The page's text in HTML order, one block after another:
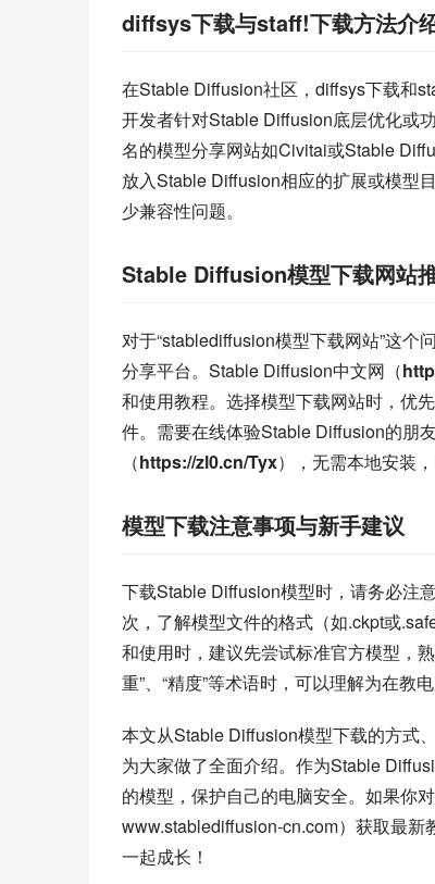
diffsys下载与staff!下载方法介
在Stable Diffusion社区，diffsys下载和
开发者针对Stable Diffusion底层优化或
名的模型分享网站如Civitai或Stable
放入Stable Diffusion相应的扩展或模型
少兼容性问题。
Stable Diffusion模型下载网站
对于“stablediffusion模型下载网站”这
分享平台。Stable Diffusion中文网（
和使用教程。选择模型下载网站时，优
件。需要在线体验Stable Diffusion的朋
（https://zl0.cn/Tyx），无需本地安装
模型下载注意事项与新手建议
下载Stable Diffusion模型时，请务必注
次，了解模型文件的格式（如.ckpt或
和使用时，建议先尝试标准官方模型，
重”、“精度”等术语时，可以理解为在教
本文从Stable Diffusion模型下载的方式
为大家做了全面介绍。作为Stable
的模型，保护自己的电脑安全。如果你
www.stablediffusion-cn.com）获取最
一起成长！